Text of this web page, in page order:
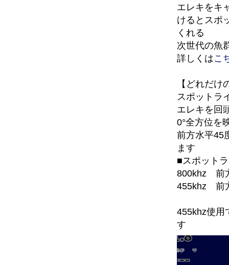
エレキをキ
けるとスポ
くれる
次世代の魚
詳しくはこ
【どれだけ
スポットラ
エレキを回
0°全方位を
前方水平45
ます
■スポット
800khz 前
455khz 前
455khz使用
す